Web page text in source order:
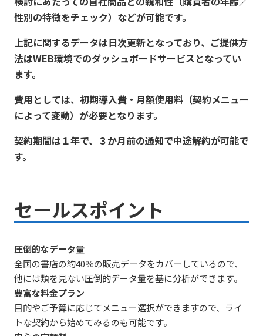
性別の特徴をチェック）などが可能です。
上記に関するデータは日次更新となっており、ご提供方
法はWEB環境でのダッシュボードサービスとなってい
ます。
費用としては、初期導入費・月額使用料（契約メニュー
によって変動）が必要となります。
契約期間は１年で、３か月前の通知で中途解約が可能で
す。
セールスポイント
圧倒的なデータ量
全国の書店の約40％の販売データをカバーしているので、
他には類を見ない圧倒的データ量を基に分析ができます。
豊富な料金プラン
目的やご予算に応じてメニュー選択ができますので、ライ
トな契約から始めてみるのも可能です。